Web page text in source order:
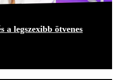
legszexibb ötvenes